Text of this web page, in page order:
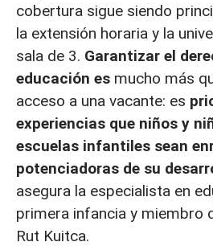
cobertura sigue siendo
la extensión horaria y la
sala de 3. Garantizar el
educación es mucho más
acceso a una vacante: es
experiencias que niños y
escuelas infantiles sean
potenciadoras de su
asegura la especialista en
primera infancia y miembro
Rut Kuitca.